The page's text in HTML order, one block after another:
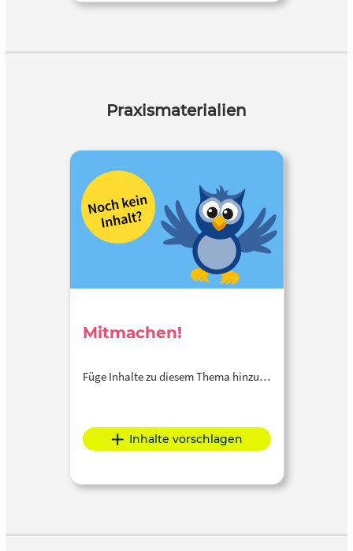
Praxismaterialien
Mitmachen!
Füge Inhalte zu diesem Thema hinzu…
Inhalte vorschlagen